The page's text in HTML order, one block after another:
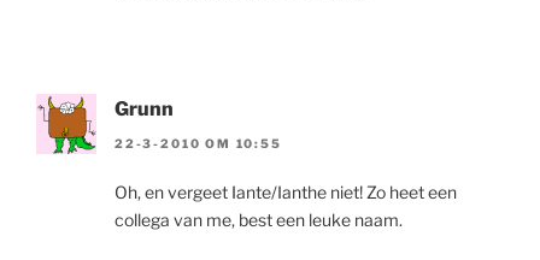
Grunn
22-3-2010 OM 10:55
Oh, en vergeet Iante/Ianthe niet! Zo heet een
collega van me, best een leuke naam.